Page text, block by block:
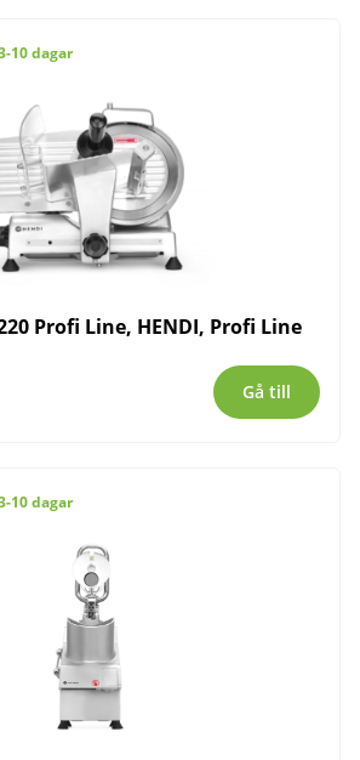
10 dagar
Profi Line, HENDI, Profi Line
Gå till
10 dagar